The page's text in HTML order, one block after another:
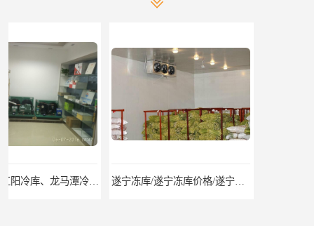
遂宁冻库/遂宁冻库价格/遂宁冻库安装